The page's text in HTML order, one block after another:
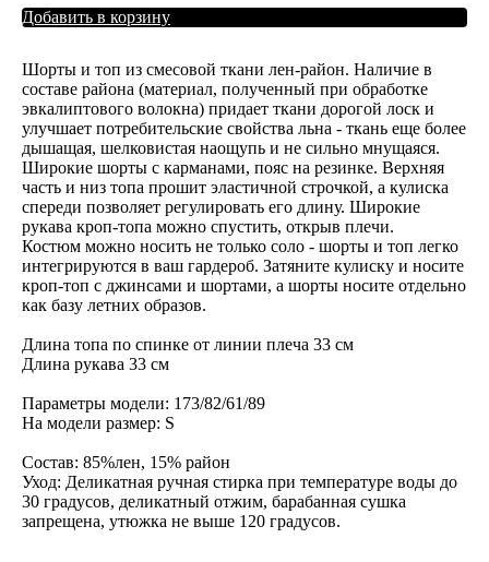
Добавить в корзину
Шорты и топ из смесовой ткани лен-район. Наличие в
составе района (материал, полученный при обработке
эвкалиптового волокна) придает ткани дорогой лоск и
улучшает потребительские свойства льна - ткань еще более
дышащая, шелковистая наощупь и не сильно мнущаяся.
Широкие шорты с карманами, пояс на резинке. Верхняя
часть и низ топа прошит эластичной строчкой, а кулиска
спереди позволяет регулировать его длину. Широкие
рукава кроп-топа можно спустить, открыв плечи.
Костюм можно носить не только соло - шорты и топ легко
интегрируются в ваш гардероб. Затяните кулиску и носите
кроп-топ с джинсами и шортами, а шорты носите отдельно
как базу летних образов.
Длина топа по спинке от линии плеча 33 см
Длина рукава 33 см
Параметры модели: 173/82/61/89
На модели размер: S
Состав: 85%лен, 15% район
Уход: Деликатная ручная стирка при температуре воды до
30 градусов, деликатный отжим, барабанная сушка
запрещена, утюжка не выше 120 градусов.